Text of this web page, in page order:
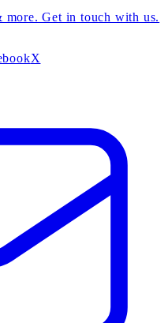
more. Get in touch with us.
X